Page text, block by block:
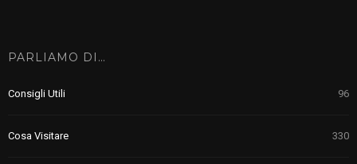
PARLIAMO DI…
Consigli Utili 96
Cosa Visitare 330